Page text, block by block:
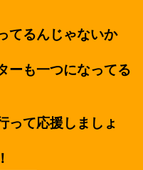
てるんじゃないか
ーも一つになってる
って応援しましょ